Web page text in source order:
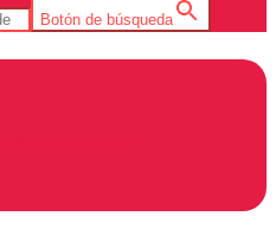
Botón de búsqueda
Basics”